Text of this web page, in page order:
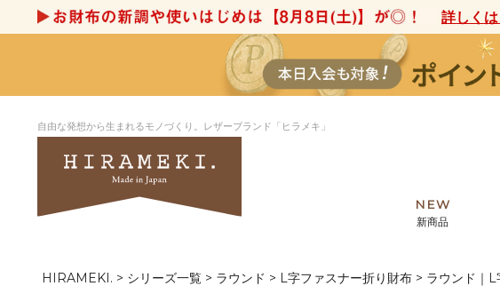
詳しく
自由な発想から生まれるモノづくり。レザーブランド「ヒラメキ」
NEW
新商品
HIRAMEKI. シリーズ一覧 ラウンド L字ファスナー折り財布 ラウンド｜